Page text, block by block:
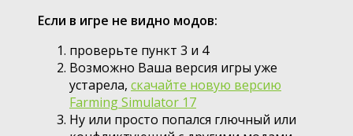
Если в игре не видно модов:
проверьте пункт 3 и 4
Возможно Ваша версия игры уже
устарела, скачайте новую версию
Farming Simulator 17
Ну или просто попался глючный или